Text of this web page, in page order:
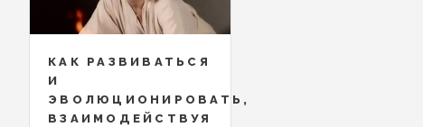
КАК РАЗВИВАТЬСЯ
И
ЭВОЛЮЦИОНИРОВАТЬ,
ВЗАИМОДЕЙСТВУЯ